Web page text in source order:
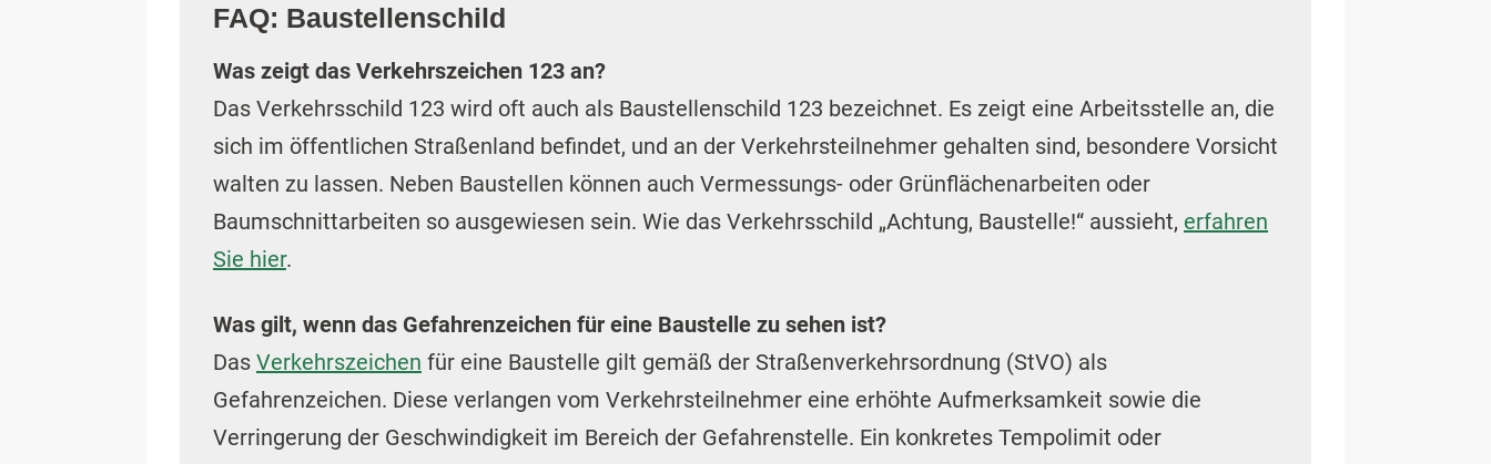
FAQ: Baustellenschild
Was zeigt das Verkehrszeichen 123 an?
Das Verkehrsschild 123 wird oft auch als Baustellenschild 123 bezeichnet. Es zeigt eine Arbeitsstelle an, die
sich im öffentlichen Straßenland befindet, und an der Verkehrsteilnehmer gehalten sind, besondere Vorsicht
walten zu lassen. Neben Baustellen können auch Vermessungs- oder Grünflächenarbeiten oder
Baumschnittarbeiten so ausgewiesen sein. Wie das Verkehrsschild „Achtung, Baustelle!“ aussieht, erfahren
Sie hier.
Was gilt, wenn das Gefahrenzeichen für eine Baustelle zu sehen ist?
Das Verkehrszeichen für eine Baustelle gilt gemäß der Straßenverkehrsordnung (StVO) als
Gefahrenzeichen. Diese verlangen vom Verkehrsteilnehmer eine erhöhte Aufmerksamkeit sowie die
Verringerung der Geschwindigkeit im Bereich der Gefahrenstelle. Ein konkretes Tempolimit oder